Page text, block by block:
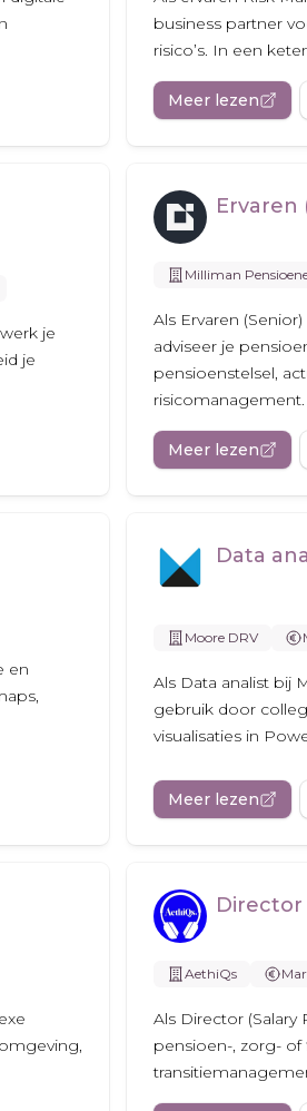
business partner
risico’s. In een
Meer lezen
je
je
Ervaren
Milliman
Als Ervaren
adviseer je
pensioenstelsel,
risicomanagement.
Meer lezen
en
Data
Moore DRV
Als Data analist bij
gebruik door
visualisaties in
Meer lezen
Director
AethiQs
Als Director
pensioen-, zorg- of